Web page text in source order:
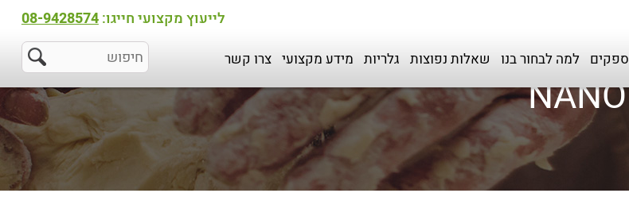
לייעוץ מקצועי חייגו:08-9428574
ספקים למה לבחור בנו שאלות נפוצות גלריות מידע מקצועי צרו קשר